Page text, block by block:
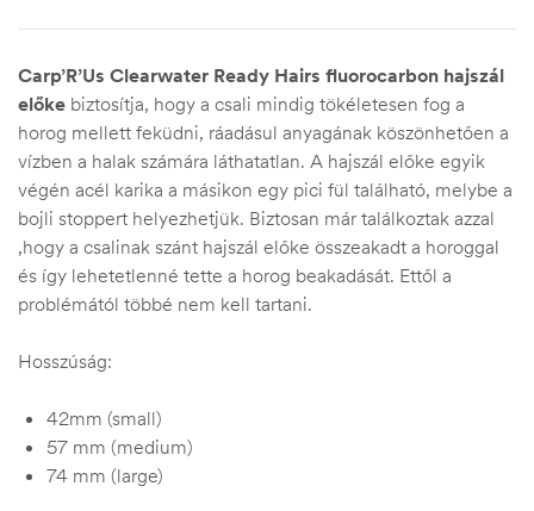
Carp’R’Us Clearwater Ready Hairs fluorocarbon hajszál
előke biztosítja, hogy a csali mindig tökéletesen fog a
horog mellett feküdni, ráadásul anyagának köszönhetően a
vízben a halak számára láthatatlan. A hajszál előke egyik
végén acél karika a másikon egy pici fül található, melybe a
bojli stoppert helyezhetjük. Biztosan már találkoztak azzal
,hogy a csalinak szánt hajszál előke összeakadt a horoggal
és így lehetetlenné tette a horog beakadását. Ettől a
problémától többé nem kell tartani.
Hosszúság:
42mm (small)
57 mm (medium)
74 mm (large)